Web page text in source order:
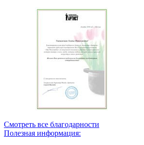
Смотреть все благодарности
Полезная информация: